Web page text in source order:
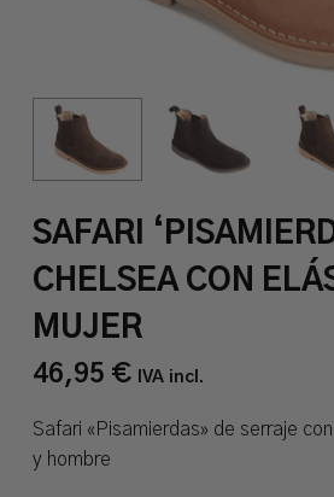
SAFARI
CHELSEA CON
MUJER
46,95 € IVA incl.
Safari «Pisamierdas» de serraje
y hombre